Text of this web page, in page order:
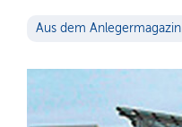
Aus dem Anlegermagazin